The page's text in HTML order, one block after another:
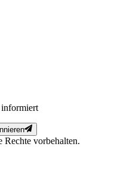
informiert
vorbehalten.